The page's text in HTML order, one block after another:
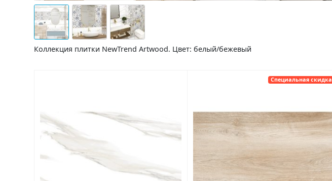
Коллекция плитки NewTrend Artwood. Цвет: белый/бежевый
Специальная скидка